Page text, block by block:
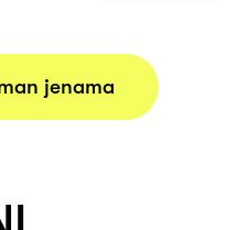
jenama